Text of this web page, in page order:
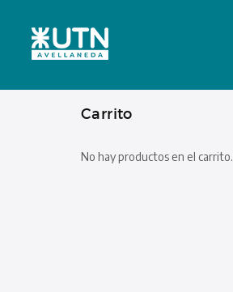
Carrito
No hay productos en el carrito.